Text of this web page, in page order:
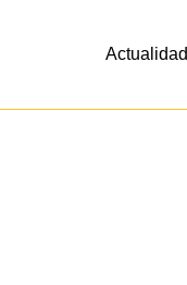
Actualidad